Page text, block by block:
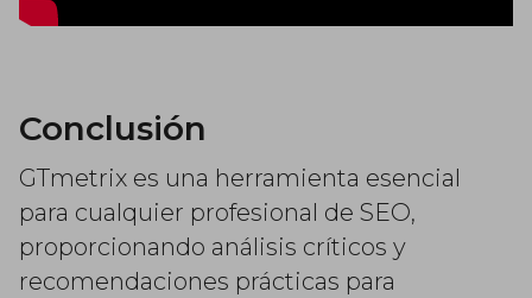
Conclusión
GTmetrix es una herramienta esencial
para cualquier profesional de SEO,
proporcionando análisis críticos y
recomendaciones prácticas para